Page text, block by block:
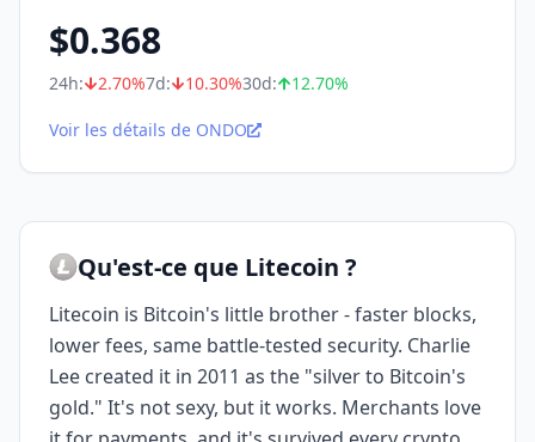
$0.368
24h: 2.70%7d: 10.30%30d: 12.70%
Voir les détails de ONDO
Qu'est-ce que Litecoin ?
Litecoin is Bitcoin's little brother - faster blocks,
lower fees, same battle-tested security. Charlie
Lee created it in 2011 as the "silver to Bitcoin's
gold." It's not sexy, but it works. Merchants love